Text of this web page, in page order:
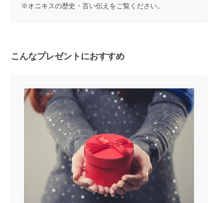
※オニキスの歴史・言い伝え をご覧ください。
こんなプレゼントにおすすめ